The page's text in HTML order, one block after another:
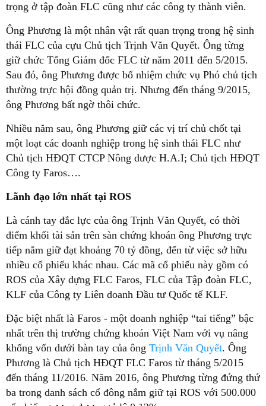
trọng ở tập đoàn FLC cũng như các công ty thành viên.
Ông Phương là một nhân vật rất quan trọng trong hệ sinh
thái FLC của cựu Chủ tịch Trịnh Văn Quyết. Ông từng
giữ chức Tổng Giám đốc FLC từ năm 2011 đến 5/2015.
Sau đó, ông Phương được bổ nhiệm chức vụ Phó chủ tịch
thường trực hội đồng quản trị. Nhưng đến tháng 9/2015,
ông Phương bất ngờ thôi chức.
Nhiều năm sau, ông Phương giữ các vị trí chủ chốt tại
một loạt các doanh nghiệp trong hệ sinh thái FLC như
Chủ tịch HĐQT CTCP Nông dược H.A.I; Chủ tịch HĐQT
Công ty Faros….
Lãnh đạo lớn nhất tại ROS
Là cánh tay đắc lực của ông Trịnh Văn Quyết, có thời
điểm khối tài sản trên sàn chứng khoán ông Phương trực
tiếp nắm giữ đạt khoảng 70 tỷ đồng, đến từ việc sở hữu
nhiều cổ phiếu khác nhau. Các mã cổ phiếu này gồm có
ROS của Xây dựng FLC Faros, FLC của Tập đoàn FLC,
KLF của Công ty Liên doanh Đầu tư Quốc tế KLF.
Đặc biệt nhất là Faros - một doanh nghiệp “tai tiếng” bậc
nhất trên thị trường chứng khoán Việt Nam với vụ nâng
khống vốn dưới bàn tay của ông Trịnh Văn Quyết. Ông
Phương là Chủ tịch HĐQT FLC Faros từ tháng 5/2015
đến tháng 11/2016. Năm 2016, ông Phương từng đứng thứ
ba trong danh sách cổ đông nắm giữ tại ROS với 500.000